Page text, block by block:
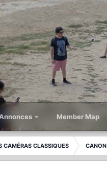
Member Map
CAMÉRAS CLASSIQUES CANON